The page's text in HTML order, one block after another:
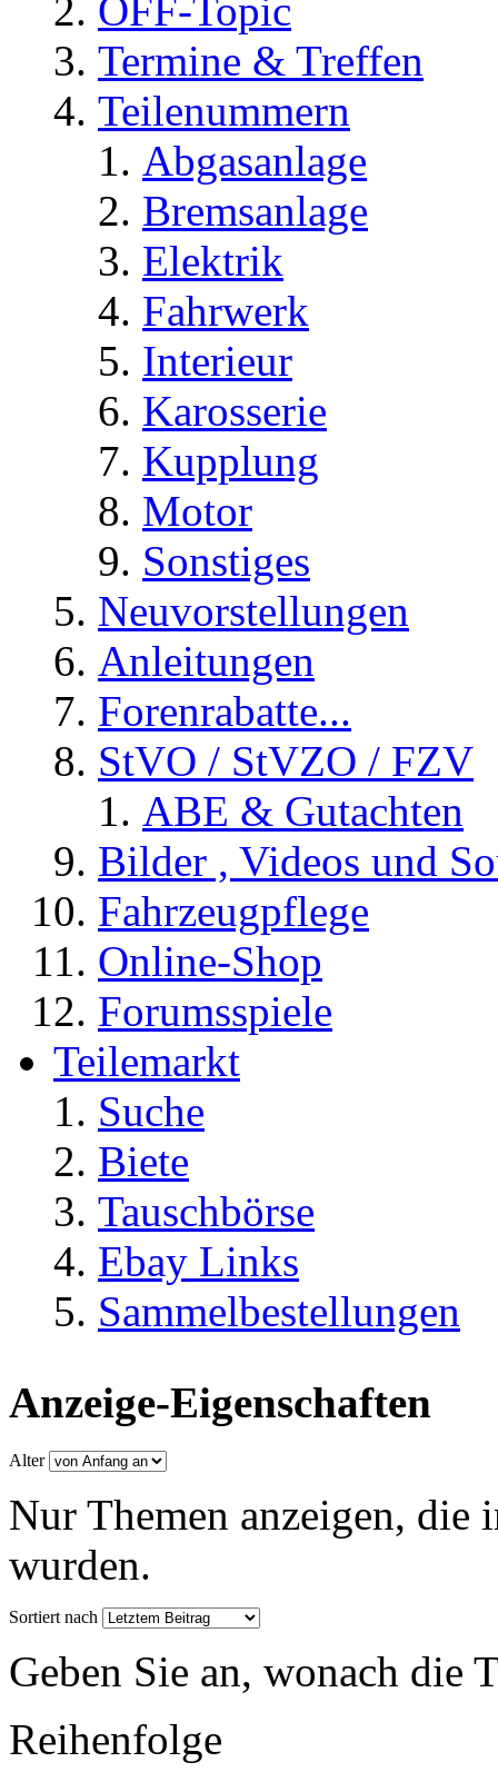
OFF-Topic
Termine & Treffen
Teilenummern
Abgasanlage
Bremsanlage
Elektrik
Fahrwerk
Interieur
Karosserie
Kupplung
Motor
Sonstiges
Neuvorstellungen
Anleitungen
Forenrabatte...
StVO / StVZO / FZV
ABE & Gutachten
Bilder , Videos und
Fahrzeugpflege
Online-Shop
Forumsspiele
Teilemarkt
Suche
Biete
Tauschbörse
Ebay Links
Sammelbestellungen
Anzeige-Eigenschaften
Alter
Nur Themen anzeigen, die
wurden.
Sortiert nach
Geben Sie an, wonach die
Reihenfolge